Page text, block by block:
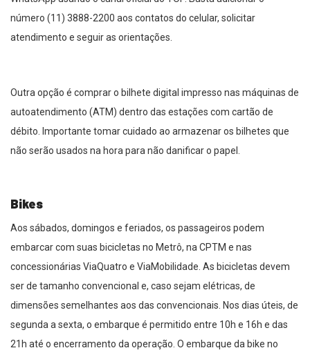
número (11) 3888-2200 aos contatos do celular, solicitar
atendimento e seguir as orientações.
Outra opção é comprar o bilhete digital impresso nas máquinas de
autoatendimento (ATM) dentro das estações com cartão de
débito. Importante tomar cuidado ao armazenar os bilhetes que
não serão usados na hora para não danificar o papel.
Bikes
Aos sábados, domingos e feriados, os passageiros podem
embarcar com suas bicicletas no Metrô, na CPTM e nas
concessionárias ViaQuatro e ViaMobilidade. As bicicletas devem
ser de tamanho convencional e, caso sejam elétricas, de
dimensões semelhantes aos das convencionais. Nos dias úteis, de
segunda a sexta, o embarque é permitido entre 10h e 16h e das
21h até o encerramento da operação. O embarque da bike no